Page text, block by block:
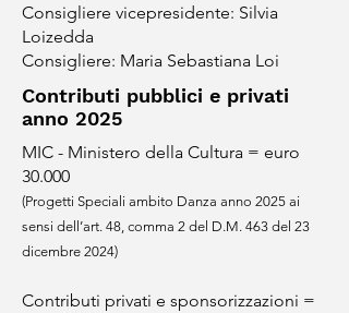
Consigliere vicepresidente: Silvia
Loizedda
Consigliere: Maria Sebastiana Loi
Contributi pubblici e privati
anno 2025
MIC - Ministero della Cultura = euro
30.000
(Progetti Speciali ambito Danza anno 2025 ai
sensi dell’art. 48, comma 2 del D.M. 463 del 23
dicembre 2024)
Contributi privati e sponsorizzazioni =